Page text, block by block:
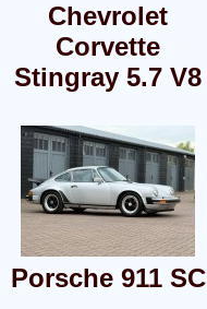
Chevrolet
Corvette
Stingray 5.7 V8
Porsche 911 SC